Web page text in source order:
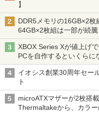
】
DDR5メモリの16GB×2
64GB×2枚組は一部が続
XBOX Series Xが値上げ
PCを自作するといくらに
ーム』】
イオシス創業30周年セー
ト
microATXマザーが2枚搭
Thermaltakeから、カラ